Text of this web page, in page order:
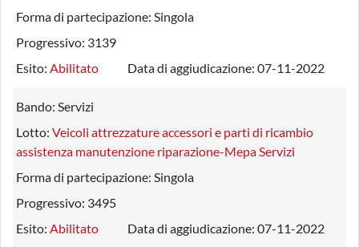
Forma di partecipazione: Singola
Progressivo: 3139
Esito: Abilitato Data di aggiudicazione: 07-11-2022
Bando: Servizi
Lotto: Veicoli attrezzature accessori e parti di ricambio
assistenza manutenzione riparazione-Mepa Servizi
Forma di partecipazione: Singola
Progressivo: 3495
Esito: Abilitato Data di aggiudicazione: 07-11-2022